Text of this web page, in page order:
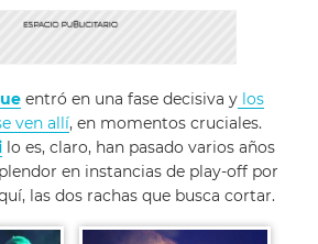
entró en una fase decisiva y los
ven allí, en momentos cruciales.
lo es, claro, han pasado varios años
en instancias de play-off por
las dos rachas que busca cortar.